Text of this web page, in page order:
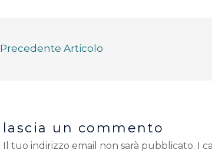
Precedente Articolo
lascia un commento
Il tuo indirizzo email non sarà pubblicato. I